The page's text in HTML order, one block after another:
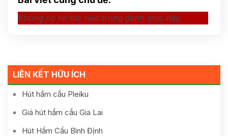
LIÊN KẾT HỮU ÍCH
Hút hầm cầu Pleiku
Giá hút hầm cầu Gia Lai
Hút Hầm Cầu Bình Định
Không có tin tức nào trong danh mục này.